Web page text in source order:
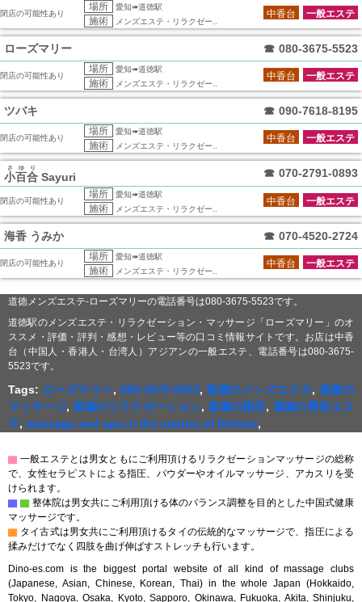
閉店の可能性あり
場所 愛知➠道徳駅
施術 メンズエステ・リラクゼー..
一般エステ
中香台
ローズマリー ☎ 080-3675-5523
閉店の可能性あり
場所 愛知➠道徳駅
施術 メンズエステ・リラクゼー..
一般エステ
中香台
ツバキ ☎ 090-7618-8195
閉店の可能性あり
場所 愛知➠道徳駅
施術 メンズエステ・リラクゼー..
一般エステ
中香台
小百合
さゆり
Sayuri ☎ 070-2791-0893
閉店の可能性あり
場所 愛知➠道徳駅
施術 メンズエステ・リラクゼー..
一般エステ
中香台
海香 うみか ☎ 070-4520-2724
閉店の可能性あり
場所 愛知➠道徳駅
施術 メンズエステ・リラクゼー..
一般エステ
中香台
道徳メンズエステ-ローズマリーの電話番号は080-3675-5523です。
道徳駅のメンズエステ・リラクゼーション・マッサージ「ローズマリー」のオ
ススメ・評価・評判・感想・レビュー等の口コミ情報サイトです。お店は中香
台（中国人・香港人・台湾人）アジアンの一般エステ、電話番号は080-3675-
5523です。
Tags: ローズマリー, 080-3675-5523,道徳のメンズエステ, 道徳の
マッサージ,道徳のリラクゼーション,道徳の指圧, 道徳の男性エス
テ, massage and spa in the station of Dōtoku,
▇ 一般エステとは男女ともにご利用頂けるリラクゼーションマッサージの総称
で、女性セラピストによる指圧、パウダーやオイルマッサージ、アカスリを受
けられます。
▇ ▇ 整体院は男女共にご利用頂ける体のバランス調整を目的とした中国式健康
マッサージです。
▇ タイ古式は男女共にご利用頂けるタイの伝統的なマッサージで、指圧による
揉みだけでなく四肢を曲げ伸ばすストレッチも行います。
Dino-es.com is the biggest portal website of all kind of massage clubs
(Japanese, Asian, Chinese, Korean, Thai) in the whole Japan (Hokkaido,
Tokyo, Nagoya, Osaka, Kyoto, Sapporo, Okinawa, Fukuoka, Akita, Shinjuku,